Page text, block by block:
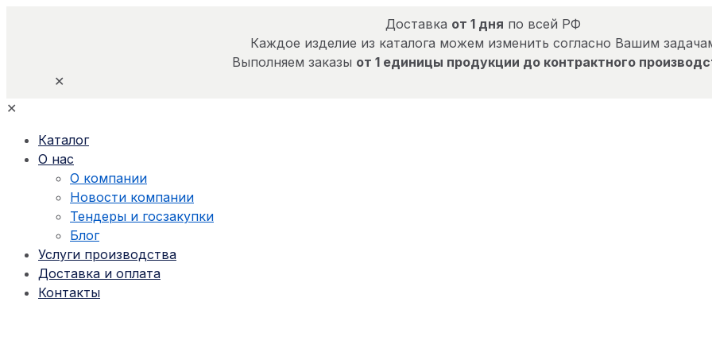
Доставка от 1 дня по всей РФ
Каждое изделие из каталога можем изменить согласно Вашим
Выполняем заказы от 1 единицы продукции до контрактного
✕
✕
Каталог
О нас
О компании
Новости компании
Тендеры и госзакупки
Блог
Услуги производства
Доставка и оплата
Контакты